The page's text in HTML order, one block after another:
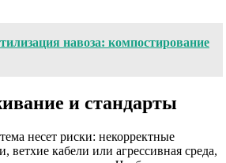
навоза: компостирование
и стандарты
несет риски: некорректные
ветхие кабели или агрессивная среда,